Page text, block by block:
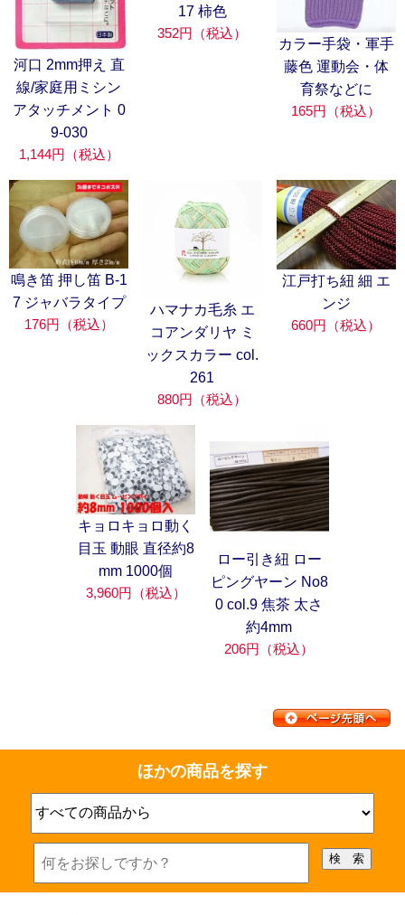
河口 2mm押え 直
線/家庭用ミシン
アタッチメント 0
9-030
1,144円（税込）
17 柿色
352円（税込）
カラー手袋・軍手
藤色 運動会・体
育祭などに
165円（税込）
鳴き笛 押し笛 B-1
7 ジャバラタイプ
176円（税込）
ハマナカ毛糸 エ
コアンダリヤ ミ
ックスカラー col.
261
880円（税込）
江戸打ち紐 細 エ
ンジ
660円（税込）
キョロキョロ動く
目玉 動眼 直径約8
mm 1000個
3,960円（税込）
ロー引き紐 ロー
ピングヤーン No8
0 col.9 焦茶 太さ
約4mm
206円（税込）
ほかの商品を探す